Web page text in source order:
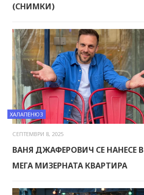
(СНИМКИ)
ХАЛАПЕНЮЗ
СЕПТЕМВРИ 8, 2025
ВАНЯ ДЖАФЕРОВИЧ СЕ НАНЕСЕ В
МЕГА МИЗЕРНАТА КВАРТИРА